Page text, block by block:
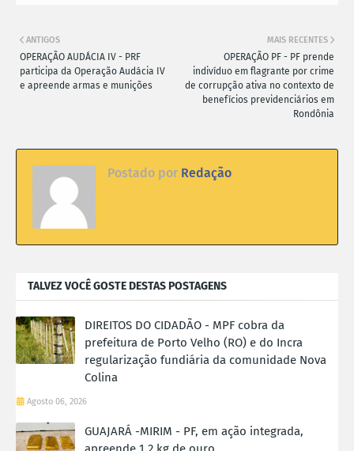
MAIS RECENTES
OPERAÇÃO PF - PF prende
indivíduo em flagrante por crime
de corrupção ativa no contexto de
benefícios previdenciários em
Rondônia
ANTIGOS
OPERAÇÃO AUDÁCIA IV - PRF
participa da Operação Audácia IV
e apreende armas e munições
Postado por Redação
TALVEZ VOCÊ GOSTE DESTAS POSTAGENS
DIREITOS DO CIDADÃO - MPF cobra da
prefeitura de Porto Velho (RO) e do Incra
regularização fundiária da comunidade Nova
Colina
Agosto 06, 2026
GUAJARÁ -MIRIM - PF, em ação integrada,